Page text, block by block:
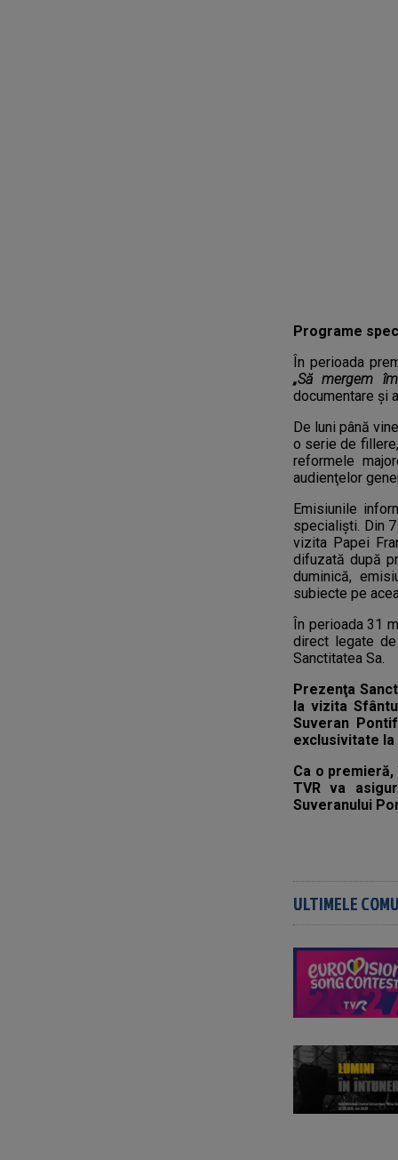
Programe
În perioada
„Să mergem
documentare şi
De luni până
o serie de
reformele
audienţelor
Emisiunile
specialiști. Din
vizita Papei
difuzată după
duminică,
subiecte pe
În perioada 31
direct legate
Sanctitatea Sa.
Prezenţa
la vizita
Suveran
exclusivitate la
Ca o
TVR va
Suveranului
ULTIMELE